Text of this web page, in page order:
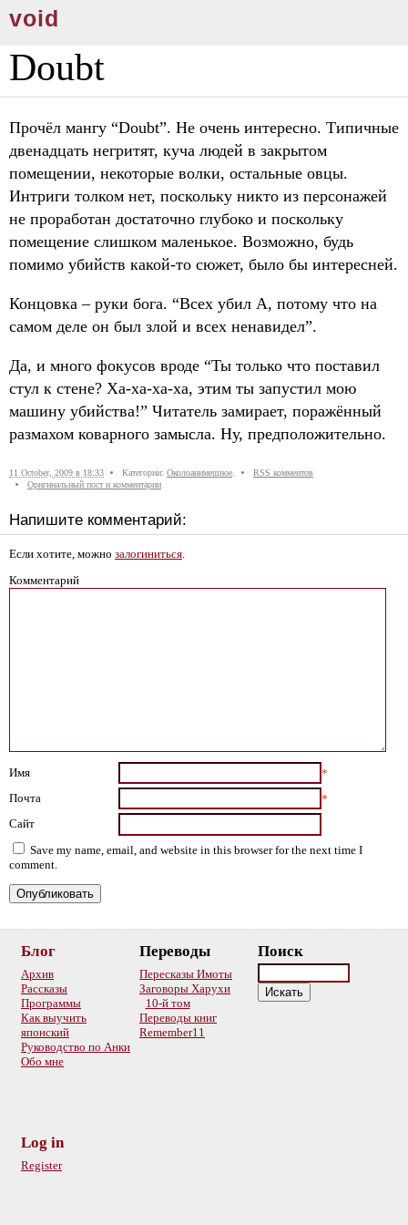
void
Doubt
Прочёл мангу “Doubt”. Не очень интересно. Типичные
двенадцать негритят, куча людей в закрытом
помещении, некоторые волки, остальные овцы.
Интриги толком нет, поскольку никто из персонажей
не проработан достаточно глубоко и поскольку
помещение слишком маленькое. Возможно, будь
помимо убийств какой-то сюжет, было бы интересней.
Концовка – руки бога. “Всех убил А, потому что на
самом деле он был злой и всех ненавидел”.
Да, и много фокусов вроде “Ты только что поставил
стул к стене? Ха-ха-ха-ха, этим ты запустил мою
машину убийства!” Читатель замирает, поражённый
размахом коварного замысла. Ну, предположительно.
11 October, 2009 в 18:33 Категории: Околоанимешное
RSS комментов
Оригинальный пост и комментарии
Напишите комментарий:
Если хотите, можно залогиниться
Комментарий
Имя
*
Почта
*
Сайт
Save my name, email, and website in this browser for the next time I
comment.
Блог
Архив
Рассказы
Программы
Как выучить
японский
Руководство по Анки
Обо мне
Переводы
Пересказы Имоты
Заговоры Харухи
10-й том
Переводы книг
Remember11
Поиск
Log in
Register